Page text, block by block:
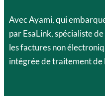
Avec Ayami, qui
par EsaLink, spécialiste
les factures non
intégrée de traitement de